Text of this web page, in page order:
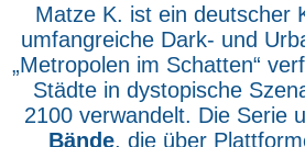
Matze K. ist ein deutscher
umfangreiche Dark- und
„Metropolen im Schatten“
Städte in dystopische
2100 verwandelt. Die Serie
Bände, die über